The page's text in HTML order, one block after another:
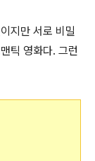
지만 서로 비밀
틱 영화다. 그런